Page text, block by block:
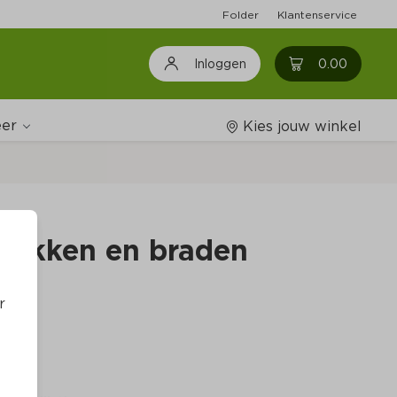
Folder Klantenservice
Inloggen 0.00 0
Wijnshop
Kies jouw winkel
en braden